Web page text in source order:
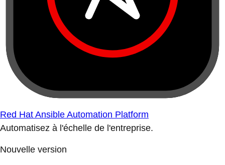
Red Hat Ansible Automation Platform
Automatisez à l'échelle de l'entreprise.
Nouvelle version